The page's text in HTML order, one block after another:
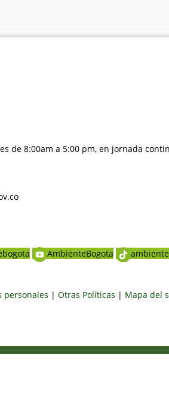
de 8:00am a 5:00 pm, en jornada
AmbienteBogota
personales | Otras Políticas | Mapa del